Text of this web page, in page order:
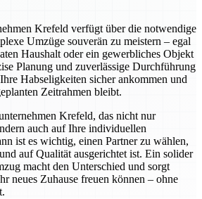
Krefeld verfügt über die notwendige
Umzüge souverän zu meistern – egal
Haushalt oder ein gewerbliches Objekt
Planung und zuverlässige Durchführung
Habseligkeiten sicher ankommen und
Zeitrahmen bleibt.
Krefeld, das nicht nur
auch auf Ihre individuellen
ist es wichtig, einen Partner zu wählen,
auf Qualität ausgerichtet ist. Ein solider
macht den Unterschied und sorgt
neues Zuhause freuen können – ohne